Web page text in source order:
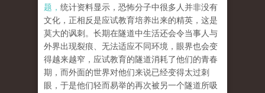
题， 统计资料显示，恐怖分子中很多人并非没有
文化，正相反是应试教育培养出来的精英，这是
莫大的讽刺。长期在隧道中生活还会令当事人与
外界出现裂痕、无法适应不同环境，眼界也会变
得越来越窄，应试教育的隧道消耗了他们的青春
期，而外面的世界对他们来说已经变得太过刺
眼，于是他们轻而易举的再次被另一个隧道所吸